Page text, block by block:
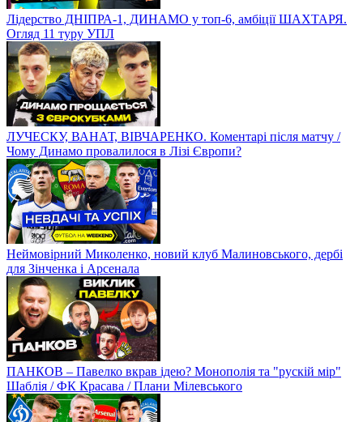
Лідерство ДНІПРА-1, ДИНАМО у топ-6, амбіції ШАХТАРЯ.
Огляд 11 туру УПЛ
ЛУЧЕСКУ, ВАНАТ, ВІВЧАРЕНКО. Коментарі після матчу /
Чому Динамо провалилося в Лізі Європи?
Неймовірний Миколенко, новий клуб Малиновського, дербі
для Зінченка і Арсенала
ПАНКОВ – Павелко вкрав ідею? Монополія та "рускій мір"
Шаблія / ФК Красава / Плани Мілевського